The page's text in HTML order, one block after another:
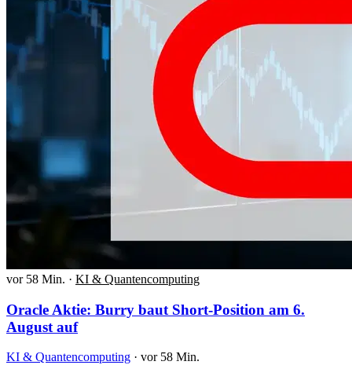
vor 58 Min. · KI & Quantencomputing
Oracle Aktie: Burry baut Short-Position am 6.
August auf
KI & Quantencomputing · vor 58 Min.